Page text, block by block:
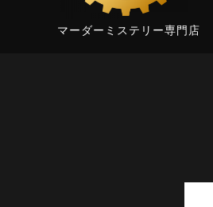
マーダーミステリー専門店